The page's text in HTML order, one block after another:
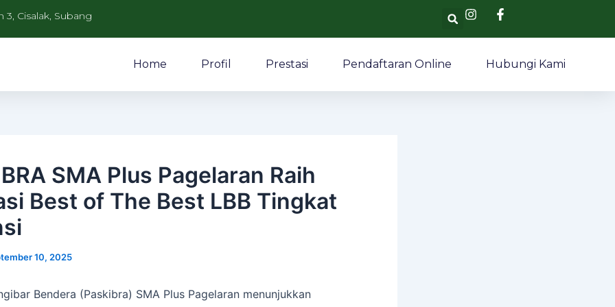
3, Cisalak, Subang Search
Home Profil Prestasi Pendaftaran Online Hubungi Kami
SMA Plus Pagelaran Raih
Best of The Best LBB Tingkat
10, 2025
Bendera (Paskibra) SMA Plus Pagelaran menunjukkan